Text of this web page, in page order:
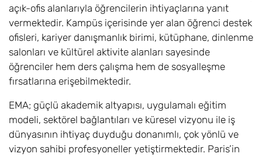
açık-ofis alanlarıyla öğrencilerin ihtiyaçlarına yanıt
vermektedir. Kampüs içerisinde yer alan öğrenci destek
ofisleri, kariyer danışmanlık birimi, kütüphane, dinlenme
salonları ve kültürel aktivite alanları sayesinde
öğrenciler hem ders çalışma hem de sosyalleşme
fırsatlarına erişebilmektedir.
EMA; güçlü akademik altyapısı, uygulamalı eğitim
modeli, sektörel bağlantıları ve küresel vizyonu ile iş
dünyasının ihtiyaç duyduğu donanımlı, çok yönlü ve
vizyon sahibi profesyoneller yetiştirmektedir. Paris’in